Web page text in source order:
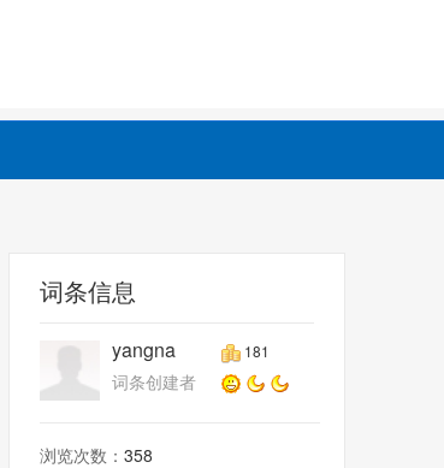
词条信息
yangna 181
词条创建者
浏览次数： 358